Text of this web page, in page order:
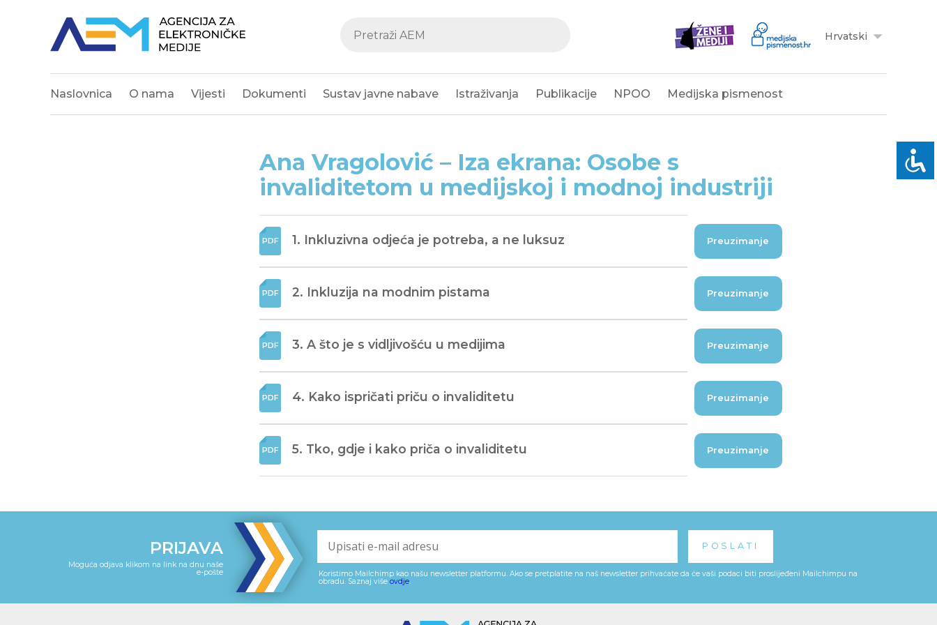
Hrvatski
Naslovnica O nama Vijesti Dokumenti Sustav javne nabave Istraživanja Publikacije NPOO Medijska pismenost
Ana Vragolović – Iza ekrana: Osobe s
invaliditetom u medijskoj i modnoj industriji
1. Inkluzivna odjeća je potreba, a ne luksuz Preuzimanje
2. Inkluzija na modnim pistama Preuzimanje
3. A što je s vidljivošću u medijima Preuzimanje
4. Kako ispričati priču o invaliditetu Preuzimanje
5. Tko, gdje i kako priča o invaliditetu Preuzimanje
PRIJAVA
Moguća odjava klikom na link na dnu naše
e-pošte
Koristimo Mailchimp kao našu newsletter platformu. Ako se pretplatite na naš newsletter prihvaćate da će vaši podaci biti proslijeđeni Mailchimpu na
obradu. Saznaj više ovdje.